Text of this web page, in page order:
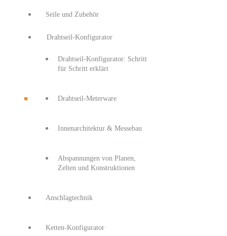
Seile und Zubehör
Drahtseil-Konfigurator
Drahtseil-Konfigurator: Schritt
für Schritt erklärt
Drahtseil-Meterware
Innenarchitektur & Messebau
Abspannungen von Planen,
Zelten und Konstruktionen
Anschlagtechnik
Ketten-Konfigurator